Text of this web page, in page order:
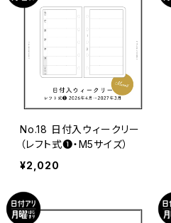
No.18 日付入ウィークリー
（レフト式❶・M5サイズ）
¥2,020